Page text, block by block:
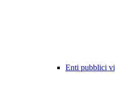
Enti pubblici